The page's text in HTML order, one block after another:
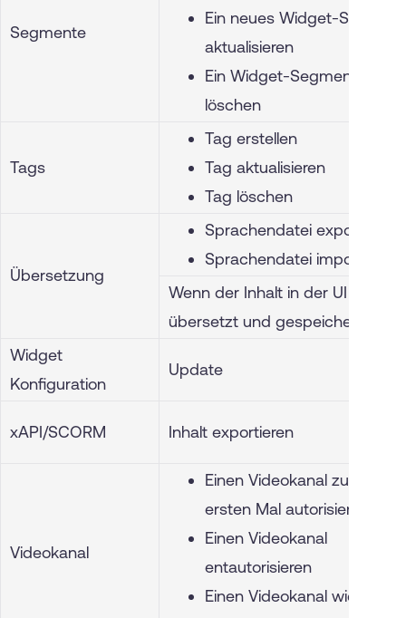
Segmente
Ein neues Widget-Segment
aktualisieren
Ein Widget-Segment
löschen
Tags
Tag erstellen
Tag aktualisieren
Tag löschen
Übersetzung
Sprachendatei exportieren
Sprachendatei importieren
Wenn der Inhalt in der UI
übersetzt und gespeichert wird
Widget
Konfiguration
Update
xAPI/SCORM Inhalt exportieren
Videokanal
Einen Videokanal zum
ersten Mal autorisieren
Einen Videokanal
entautorisieren
Einen Videokanal wieder